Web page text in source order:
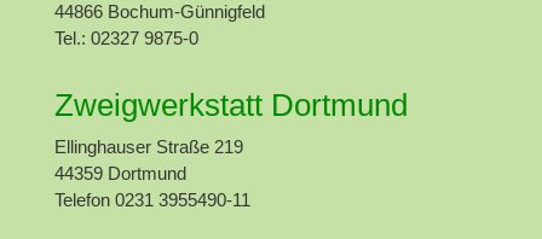
44866 Bochum-Günnigfeld
Tel.: 02327 9875-0
Zweigwerkstatt Dortmund
Ellinghauser Straße 219
44359 Dortmund
Telefon 0231 3955490-11